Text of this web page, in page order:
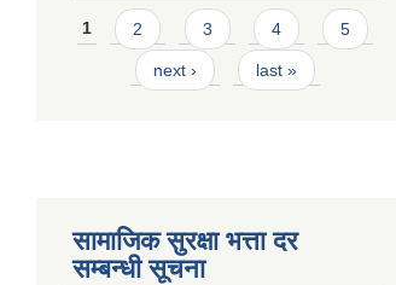
Pages
1 2 3 4 5
next › last »
सामाजिक सुरक्षा भत्ता दर
सम्बन्धी सूचना